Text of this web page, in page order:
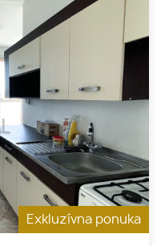
Exkluzívna ponuka